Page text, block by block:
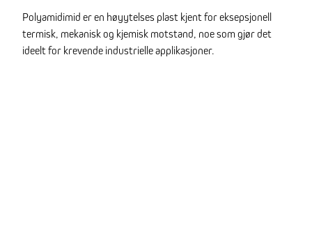
Polyamidimid er en høyytelses plast kjent for eksepsjonell
termisk, mekanisk og kjemisk motstand, noe som gjør det
ideelt for krevende industrielle applikasjoner.